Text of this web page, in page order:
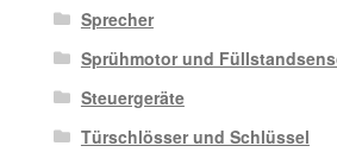
Sprecher
Sprühmotor und
Steuergeräte
Türschlösser und Schlüssel